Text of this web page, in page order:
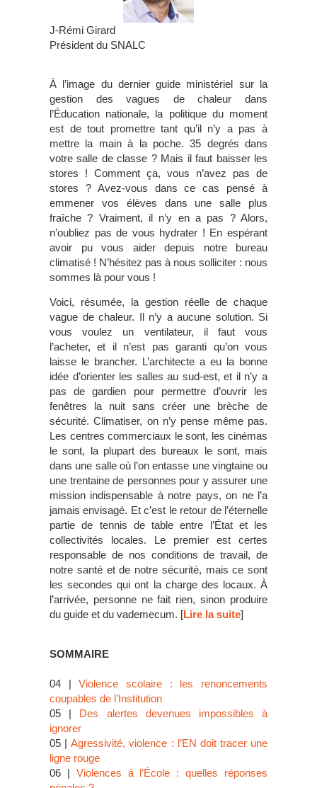
J-Rémi Girard
Président du SNALC
À l’image du dernier guide ministériel sur la
gestion des vagues de chaleur dans
l’Éducation nationale, la politique du moment
est de tout promettre tant qu’il n’y a pas à
mettre la main à la poche. 35 degrés dans
votre salle de classe ? Mais il faut baisser les
stores ! Comment ça, vous n’avez pas de
stores ? Avez-vous dans ce cas pensé à
emmener vos élèves dans une salle plus
fraîche ? Vraiment, il n’y en a pas ? Alors,
n’oubliez pas de vous hydrater ! En espérant
avoir pu vous aider depuis notre bureau
climatisé ! N’hésitez pas à nous solliciter : nous
sommes là pour vous !
Voici, résumée, la gestion réelle de chaque
vague de chaleur. Il n’y a aucune solution. Si
vous voulez un ventilateur, il faut vous
l’acheter, et il n’est pas garanti qu’on vous
laisse le brancher. L’architecte a eu la bonne
idée d’orienter les salles au sud-est, et il n’y a
pas de gardien pour permettre d’ouvrir les
fenêtres la nuit sans créer une brèche de
sécurité. Climatiser, on n’y pense même pas.
Les centres commerciaux le sont, les cinémas
le sont, la plupart des bureaux le sont, mais
dans une salle où l’on entasse une vingtaine ou
une trentaine de personnes pour y assurer une
mission indispensable à notre pays, on ne l’a
jamais envisagé. Et c’est le retour de l’éternelle
partie de tennis de table entre l’État et les
collectivités locales. Le premier est certes
responsable de nos conditions de travail, de
notre santé et de notre sécurité, mais ce sont
les secondes qui ont la charge des locaux. À
l’arrivée, personne ne fait rien, sinon produire
du guide et du vademecum. [Lire la suite]
SOMMAIRE
04 |Violence scolaire : les renoncements
coupables de l’Institution
05 | Des alertes devenues impossibles à
ignorer
05 |Agressivité, violence : l’EN doit tracer une
ligne rouge
06 | Violences à l’École : quelles réponses